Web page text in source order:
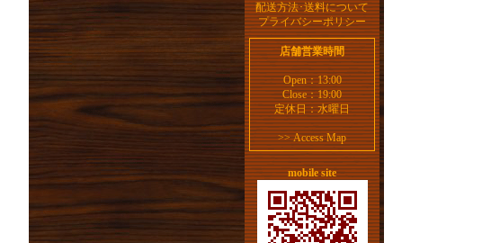
配送方法･送料について
プライバシーポリシー
店舗営業時間
Open：13:00
Close：19:00
定休日：水曜日
>>Access Map
mobile site